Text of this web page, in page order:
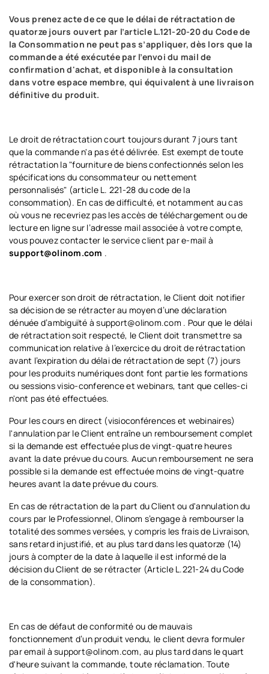
Vous prenez acte de ce que le délai de rétractation de
quatorze jours ouvert par l’article L.121-20-20 du Code de
la Consommation ne peut pas s’appliquer, dès lors que la
commande a été exécutée par l’envoi du mail de
confirmation d'achat, et disponible à la consultation
dans votre espace membre, qui équivalent à une livraison
définitive du produit.
Le droit de rétractation court toujours durant 7 jours tant
que la commande n'a pas été délivrée. Est exempt de toute
rétractation la "fourniture de biens confectionnés selon les
spécifications du consommateur ou nettement
personnalisés" (article L. 221-28 du code de la
consommation). En cas de difficulté, et notamment au cas
où vous ne recevriez pas les accès de téléchargement ou de
lecture en ligne sur l’adresse mail associée à votre compte,
vous pouvez contacter le service client par e-mail à
support@olinom.com .
Pour exercer son droit de rétractation, le Client doit notifier
sa décision de se rétracter au moyen d’une déclaration
dénuée d’ambiguïté à support@olinom.com . Pour que le délai
de rétractation soit respecté, le Client doit transmettre sa
communication relative à l’exercice du droit de rétractation
avant l’expiration du délai de rétractation de sept (7) jours
pour les produits numériques dont font partie les formations
ou sessions visio-conference et webinars, tant que celles-ci
n'ont pas été effectuées.
Pour les cours en direct (visioconférences et webinaires)
l'annulation par le Client entraîne un remboursement complet
si la demande est effectuée plus de vingt-quatre heures
avant la date prévue du cours. Aucun remboursement ne sera
possible si la demande est effectuée moins de vingt-quatre
heures avant la date prévue du cours.
En cas de rétractation de la part du Client ou d'annulation du
cours par le Professionnel, Olinom s’engage à rembourser la
totalité des sommes versées, y compris les frais de Livraison,
sans retard injustifié, et au plus tard dans les quatorze (14)
jours à compter de la date à laquelle il est informé de la
décision du Client de se rétracter (Article L.221-24 du Code
de la consommation).
En cas de défaut de conformité ou de mauvais
fonctionnement d’un produit vendu, le client devra formuler
par email à support@olinom.com, au plus tard dans le quart
d'heure suivant la commande, toute réclamation. Toute